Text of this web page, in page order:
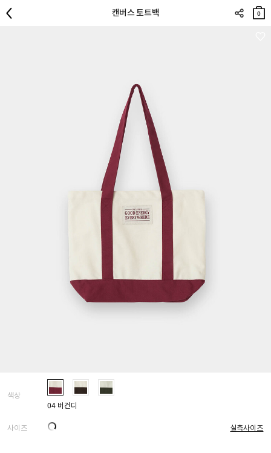
캔버스 토트백
장바
구니
0
색상
04 버건디
사이즈 실측사이즈